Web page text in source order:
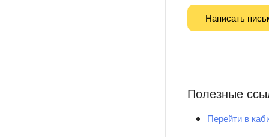
Написать
Полезные
Перейти в